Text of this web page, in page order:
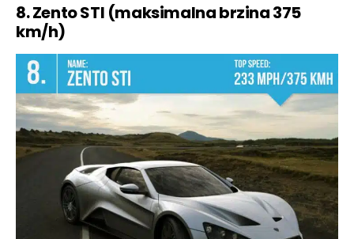
8. Zento STI (maksimalna brzina 375
km/h)